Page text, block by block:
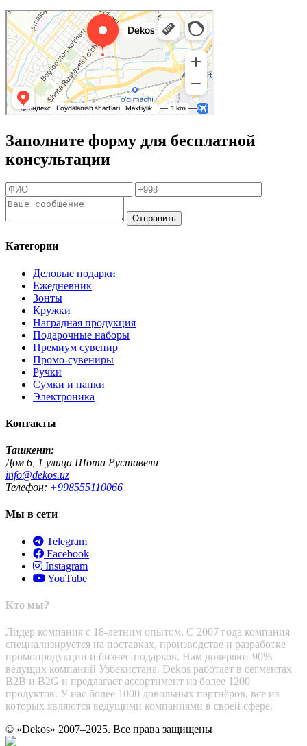
Заполните форму для бесплатной
консультации
Отправить
Категории
Деловые подарки
Ежедневник
Зонты
Кружки
Наградная продукция
Подарочные наборы
Премиум сувенир
Промо-сувениры
Ручки
Сумки и папки
Электроника
Контакты
Ташкент:
Дом 6, 1 улица Шота Руставели
info@dekos.uz
Телефон: +998555110066
Мы в сети
Telegram
Facebook
Instagram
YouTube
Кто мы?
Лидер компания с 18-летним опытом. С 2007 года компания
специализируется на поставках, производстве и разработке
промопродукции и бизнес-подарков. Нам доверяют 90%
ведущих компаний Узбекистана. Dekos работает в сегментах
B2B и B2G и предлагает ассортимент из более 1200
продуктов. У нас более 1000 довольных партнёров, все из
которых являются ведущими компаниями в своей сфере.
© «Dekos» 2007–2025. Все права защищены